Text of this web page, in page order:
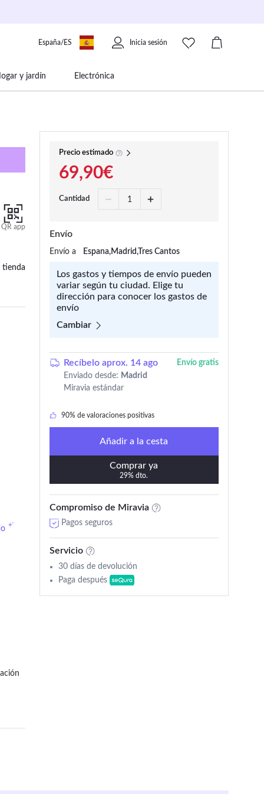
España/ES Inicia sesión
y jardín Electrónica
QR app
tienda
Precio estimado
69,90€
Cantidad
Envío
Envío a Espana,Madrid,Tres Cantos
Los gastos y tiempos de envío pueden
variar según tu ciudad. Elige tu
dirección para conocer los gastos de
envío
Cambiar
Recíbelo aprox. 14 ago
Envío gratis
Enviado desde: Madrid
Miravia estándar
10 añadido en los últimos 30 días
160 lo añadieron a 'Mi wishlist'
90% de valoraciones positivas
10 añadido en los últimos 30 días
Añadir a la cesta
Comprar ya
29% dto.
Compromiso de Miravia
Pagos seguros
Servicio
30 días de devolución
Paga después